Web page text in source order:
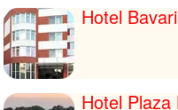
Hotel
Hotel Plaza